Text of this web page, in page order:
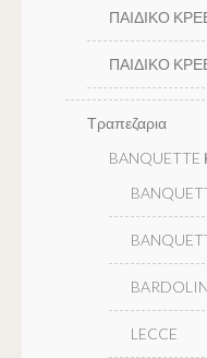
ΠΑΙΔΙΚΟ
ΠΑΙΔΙΚΟ
Τραπεζαρια
LECCE